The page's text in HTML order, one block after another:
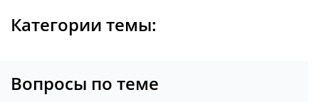
Категории темы:
Вопросы по теме